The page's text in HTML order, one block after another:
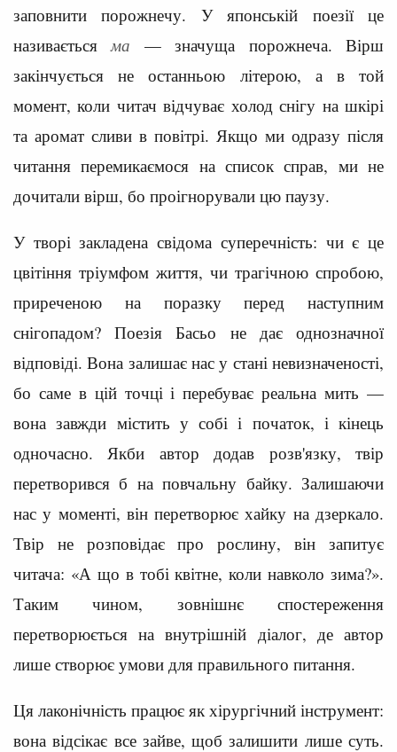
заповнити порожнечу. У японській поезії це
називаєтьсяма — значуща порожнеча. Вірш
закінчується не останньою літерою, а в той
момент, коли читач відчуває холод снігу на шкірі
та аромат сливи в повітрі. Якщо ми одразу після
читання перемикаємося на список справ, ми не
дочитали вірш, бо проігнорували цю паузу.
У творі закладена свідома суперечність: чи є це
цвітіння тріумфом життя, чи трагічною спробою,
приреченою на поразку перед наступним
снігопадом? Поезія Басьо не дає однозначної
відповіді. Вона залишає нас у стані невизначеності,
бо саме в цій точці і перебуває реальна мить —
вона завжди містить у собі і початок, і кінець
одночасно. Якби автор додав розв'язку, твір
перетворився б на повчальну байку. Залишаючи
нас у моменті, він перетворює хайку на дзеркало.
Твір не розповідає про рослину, він запитує
читача: «А що в тобі квітне, коли навколо зима?».
Таким чином, зовнішнє спостереження
перетворюється на внутрішній діалог, де автор
лише створює умови для правильного питання.
Ця лаконічність працює як хірургічний інструмент:
вона відсікає все зайве, щоб залишити лише суть.